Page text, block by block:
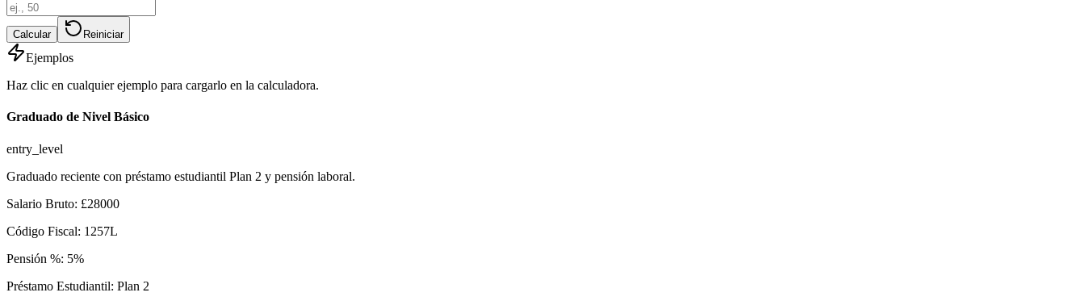
Calcular Reiniciar
Ejemplos
Haz clic en cualquier ejemplo para cargarlo en la calculadora.
Graduado de Nivel Básico
entry_level
Graduado reciente con préstamo estudiantil Plan 2 y pensión laboral.
Salario Bruto: £28000
Código Fiscal: 1257L
Pensión %: 5%
Préstamo Estudiantil: Plan 2